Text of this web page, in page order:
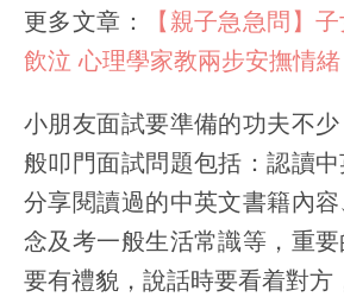
更多文章：
【親子急急問】
飲泣 心理學家教兩步安撫情緒
小朋友面試要準備的功夫不
般叩門面試問題包括：認讀中
分享閱讀過的中英文書籍內
念及考一般生活常識等，重
要有禮貌，說話時要看着對方